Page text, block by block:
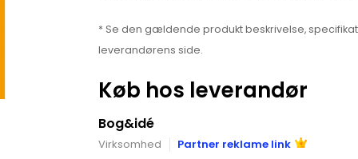
* Se den gældende produkt beskrivelse,
leverandørens side.
Køb hos leverandør
Bog&idé
Virksomhed Partner reklame link